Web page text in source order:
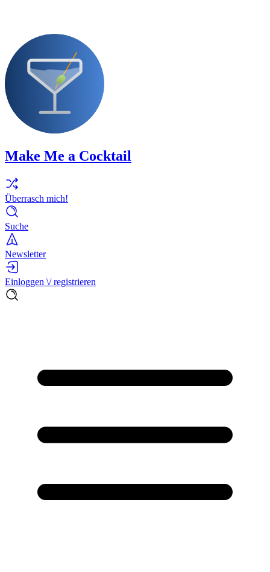
Make Me a Cocktail
Überrasch mich!
Suche
Newsletter
Einloggen \/ registrieren